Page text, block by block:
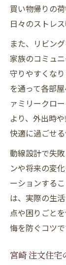
買い物帰りの
日々のストレ
また、リビン
家族のコミュ
守りやすくな
を通って各部
ァミリークロ
より、外出時
快適に過ごせる
動線設計で失
ンや将来の変
ーションする
は、実際の生
点や困りごと
悔を防ぐコツで
宮崎 注文住宅